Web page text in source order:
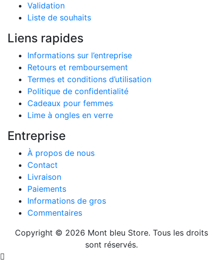
Validation
Liste de souhaits
Liens rapides
Informations sur l’entreprise
Retours et remboursement
Termes et conditions d’utilisation
Politique de confidentialité
Cadeaux pour femmes
Lime à ongles en verre
Entreprise
À propos de nous
Contact
Livraison
Paiements
Informations de gros
Commentaires
Copyright © 2026 Mont bleu Store. Tous les droits
sont réservés.